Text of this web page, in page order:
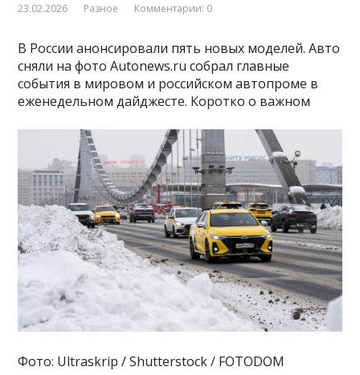
23.02.2026 Разное Комментарии: 0
В России анонсировали пять новых моделей. Авто
сняли на фото Autonews.ru собрал главные
события в мировом и российском автопроме в
еженедельном дайджесте. Коротко о важном
Фото: Ultraskrip / Shutterstock / FOTODOM